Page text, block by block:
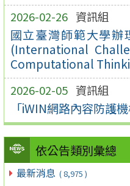
2026-02-26 資訊組
國立臺灣師範大學
(International
Computational
2026-02-05 資訊組
「iWIN網路內容防護
依公告類別彙總
最新消息 ( 8,975 )